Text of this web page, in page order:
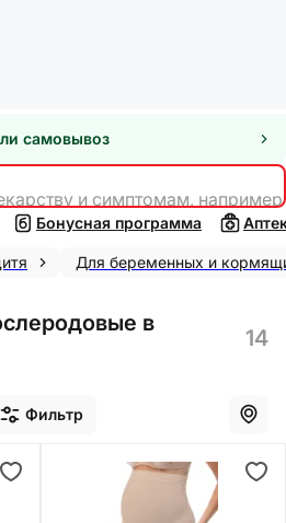
самовывоз
и симптомам,
Бонусная программа
Для беременных и
в
14
Фильтр